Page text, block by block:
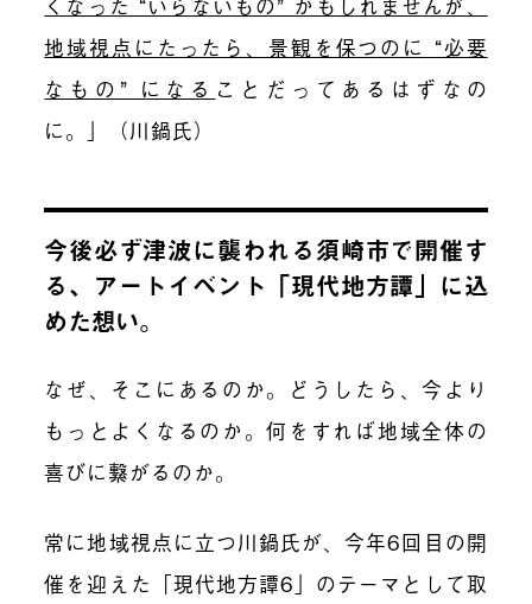
地域視点にたったら、景観を保つのに “必要
なもの” になる ことだってあるはずなの
に。」（川鍋氏）
今後必ず津波に襲われる須崎市で開催す
る、アートイベント「現代地方譚」に込
めた想い。
なぜ、そこにあるのか。どうしたら、今より
もっとよくなるのか。何をすれば地域全体の
喜びに繋がるのか。
常に地域視点に立つ川鍋氏が、今年6回目の開
催を迎えた「現代地方譚6」のテーマとして取